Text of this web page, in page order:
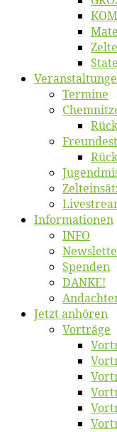
Ter­mi­ne
Informatio­nen
INFO
Spen­den
DANKE!
Jetzt an­hö­ren
Vor­trä­ge